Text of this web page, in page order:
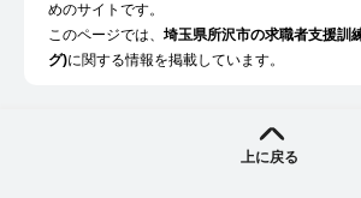
めのサイトです。
このページでは、 埼玉県所沢市の求職者支援訓
グ)に関する情報を掲載しています。
上に戻る